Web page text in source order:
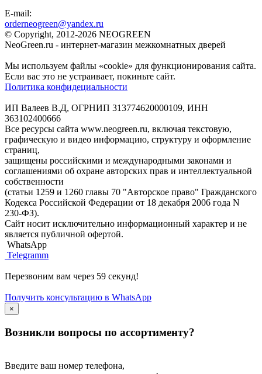
E-mail:
orderneogreen@yandex.ru
© Copyright, 2012-2026 NEOGREEN
NeoGreen.ru - интернет-магазин межкомнатных дверей
Мы используем файлы «cookie» для функционирования сайта.
Если вас это не устраивает, покиньте сайт.
Политика конфидециальности
ИП Валеев В.Д, ОГРНИП 313774620000109, ИНН
363102400666
Все ресурсы сайта www.neogreen.ru, включая текстовую,
графическую и видео информацию, структуру и оформление
страниц,
защищены российскими и международными законами и
соглашениями об охране авторских прав и интеллектуальной
собственности
(статьи 1259 и 1260 главы 70 "Авторское право" Гражданского
Кодекса Российской Федерации от 18 декабря 2006 года N
230-ФЗ).
Сайт носит исключительно информационный характер и не
является публичной офертой.
WhatsApp
Telegramm
Перезвоним вам через 59 секунд!
Получить консультацию в WhatsApp
×
Возникли вопросы по ассортименту?
Введите ваш номер телефона,